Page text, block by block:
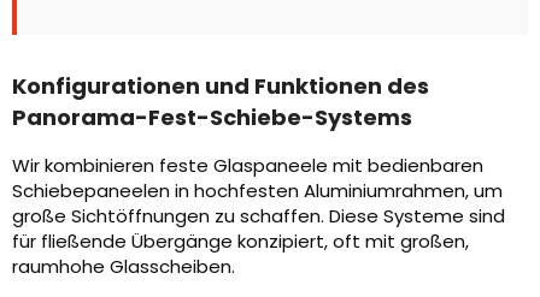
Konfigurationen und Funktionen des
Panorama-Fest-Schiebe-Systems
Wir kombinieren feste Glaspaneele mit bedienbaren
Schiebepaneelen in hochfesten Aluminiumrahmen, um
große Sichtöffnungen zu schaffen. Diese Systeme sind
für fließende Übergänge konzipiert, oft mit großen,
raumhohe Glasscheiben.